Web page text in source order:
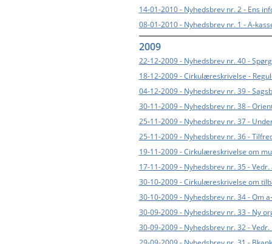
14-01-2010 - Nyhedsbrev nr. 2 - Ens
08-01-2010 - Nyhedsbrev nr. 1 - A-
2009
22-12-2009 - Nyhedsbrev nr. 40 -
18-12-2009 - Cirkulæreskrivelse -
04-12-2009 - Nyhedsbrev nr. 39 -
30-11-2009 - Nyhedsbrev nr. 38 -
25-11-2009 - Nyhedsbrev nr. 37 -
25-11-2009 - Nyhedsbrev nr. 36 -
19-11-2009 - Cirkulæreskrivelse om
17-11-2009 - Nyhedsbrev nr. 35 -
30-10-2009 - Cirkulæreskrivelse om
30-10-2009 - Nyhedsbrev nr. 34 - Om
30-09-2009 - Nyhedsbrev nr. 33 - Ny
30-09-2009 - Nyhedsbrev nr. 32 -